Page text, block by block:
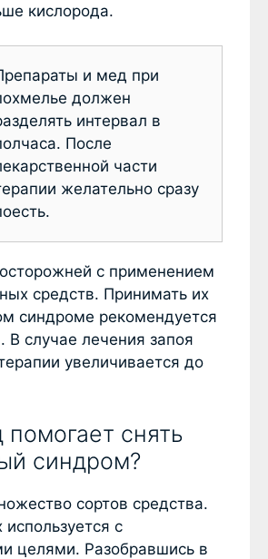
кислорода.
и мед при
должен
интервал в
После
части
желательно сразу
с применением
средств. Принимать их
синдроме рекомендуется
В случае лечения запоя
увеличивается до
снять
синдром?
сортов средства.
с
целями. Разобравшись в